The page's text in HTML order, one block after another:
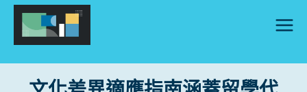
Skip
content